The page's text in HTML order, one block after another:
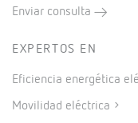
Enviar consulta
EXPERTOS EN
Eficiencia energética
Movilidad eléctrica